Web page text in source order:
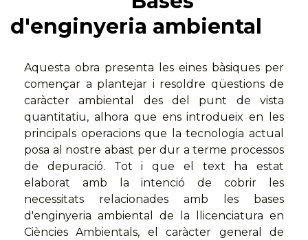
d'enginyeria ambiental
Aquesta obra presenta les eines bàsiques per
començar a plantejar i resoldre qüestions de
caràcter ambiental des del punt de vista
quantitatiu, alhora que ens introdueix en les
principals operacions que la tecnologia actual
posa al nostre abast per dur a terme processos
de depuració. Tot i que el text ha estat
elaborat amb la intenció de cobrir les
necessitats relacionades amb les bases
d'enginyeria ambiental de la llicenciatura en
Ciències Ambientals, el caràcter general de